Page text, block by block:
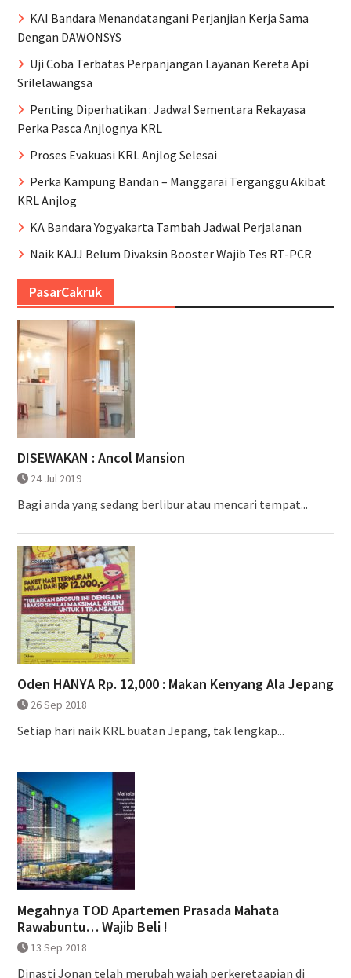
KAI Bandara Menandatangani Perjanjian Kerja Sama
Dengan DAWONSYS
Uji Coba Terbatas Perpanjangan Layanan Kereta Api
Srilelawangsa
Penting Diperhatikan : Jadwal Sementara Rekayasa
Perka Pasca Anjlognya KRL
Proses Evakuasi KRL Anjlog Selesai
Perka Kampung Bandan – Manggarai Terganggu Akibat
KRL Anjlog
KA Bandara Yogyakarta Tambah Jadwal Perjalanan
Naik KAJJ Belum Divaksin Booster Wajib Tes RT-PCR
PasarCakruk
DISEWAKAN : Ancol Mansion
24 Jul 2019
Bagi anda yang sedang berlibur atau mencari tempat...
Oden HANYA Rp. 12,000 : Makan Kenyang Ala Jepang
26 Sep 2018
Setiap hari naik KRL buatan Jepang, tak lengkap...
Megahnya TOD Apartemen Prasada Mahata
Rawabuntu… Wajib Beli !
13 Sep 2018
Dinasti Jonan telah merubah wajah perkeretaapian di